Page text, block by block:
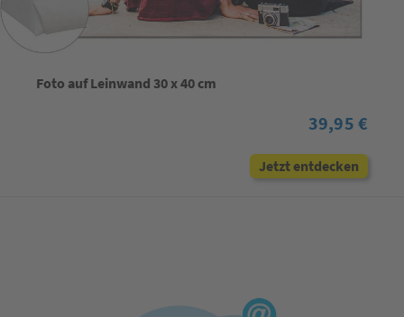
Foto auf Leinwand 30 x 40 cm
39,95 €
Jetzt entdecken